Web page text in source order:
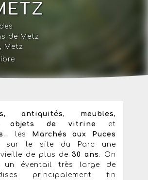
de Metz
, Metz
, antiquités, meubles,
objets de vitrine
et
les Marchés aux Puces
sur le site du Parc une
de plus de30 ans
. On
un éventail très large de
principalement fin